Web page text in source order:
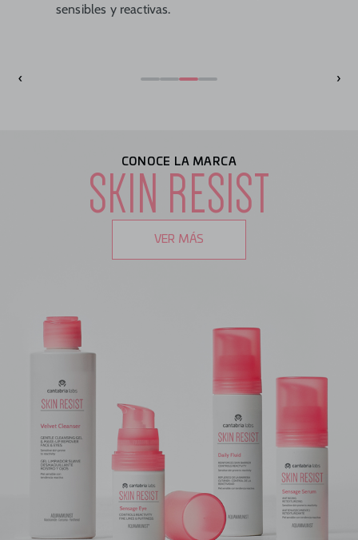
sensibles y reactivas.
‹ ›
CONOCE LA MARCA
SKIN RESIST
VER MÁS